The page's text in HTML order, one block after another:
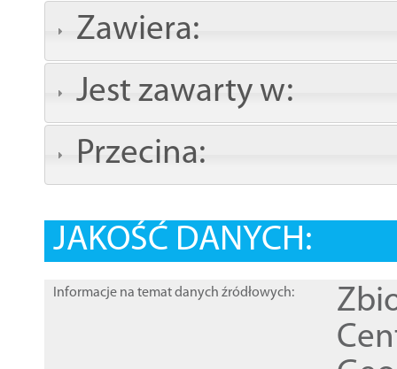
Zawiera:
Jest zawarty w:
Przecina:
JAKOŚĆ DANYCH:
Informacje na temat danych źródłowych: